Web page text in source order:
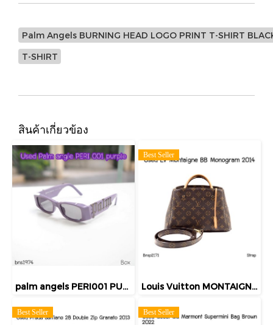
Palm Angels BURNING HEAD LOGO PRINT T-SHIRT
T-SHIRT
สินค้าเกี่ยวข้อง
palm angels PERI001 PURPLE SUNGALSSES
Best Seller
Louis Vuitton MONTAIGNE BB MONOGRAM 2014
Best Seller Best Seller